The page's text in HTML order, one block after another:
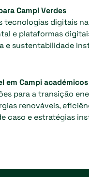
Campi Verdes
tecnologias digitais
e plataformas
e sustentabilidade
em Campi académicos
para a transição
renováveis,
caso e estratégias